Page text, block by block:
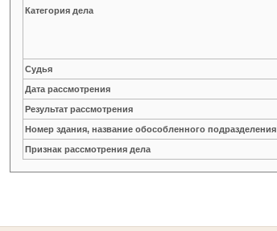
Категория дела
Судья
Дата рассмотрения
Результат рассмотрения
Номер здания, название обособленного подразделения
Признак рассмотрения дела